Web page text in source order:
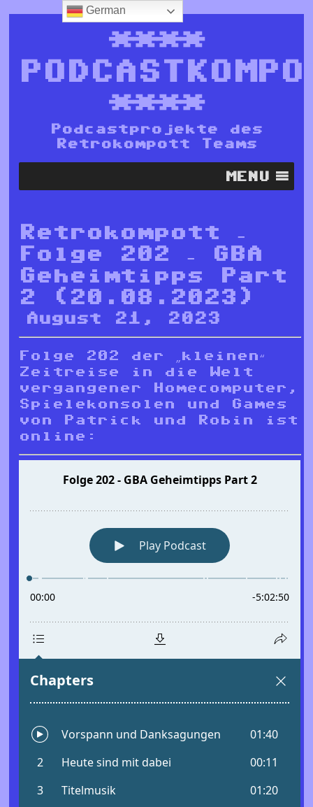
****
****
Podcastprojekte des
Retrokompott Teams
MENU
Retrokompott –
Folge 202 – GBA
Geheimtipps Part
2 (20.08.2023)
August 21, 2023
Folge 202 der „kleinen“
Zeitreise in die Welt
vergangener Homecomputer,
Spielekonsolen und Games
von Patrick und Robin ist
online:
German